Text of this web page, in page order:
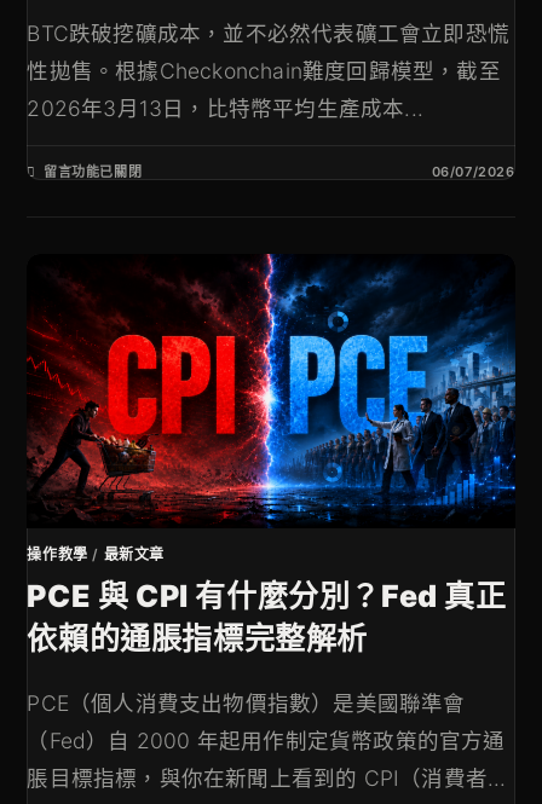
BTC跌破挖礦成本，並不必然代表礦工會立即恐慌
性拋售。根據Checkonchain難度回歸模型，截至
2026年3月13日，比特幣平均生產成本...
留言功能已關閉 06/07/2026
操作教學 / 最新文章
PCE 與 CPI 有什麼分別？Fed 真正
依賴的通脹指標完整解析
PCE（個人消費支出物價指數）是美國聯準會
（Fed）自 2000 年起用作制定貨幣政策的官方通
脹目標指標，與你在新聞上看到的 CPI（消費者...